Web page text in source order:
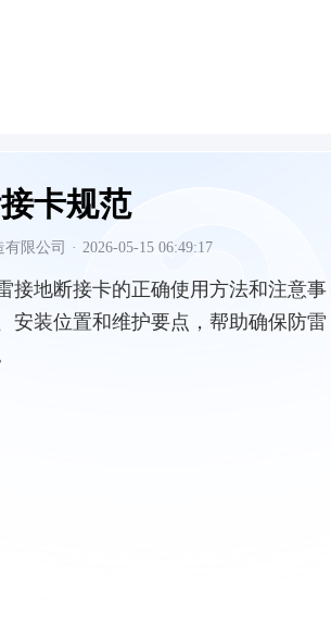
卡规范
限公司 · 2026-05-15 06:49:17
接地断接卡的正确使用方法和注意事
安装位置和维护要点，帮助确保防雷